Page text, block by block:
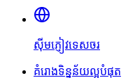
ស៊ីមភ្ញៀវទេសចរ
គំរោងទិន្នន័យល្អបំផុត